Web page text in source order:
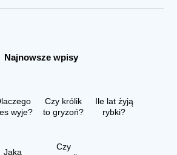
Najnowsze wpisy
wyje?
Czy królik
to gryzoń?
Ile lat żyją
rybki?
Jaka
Czy